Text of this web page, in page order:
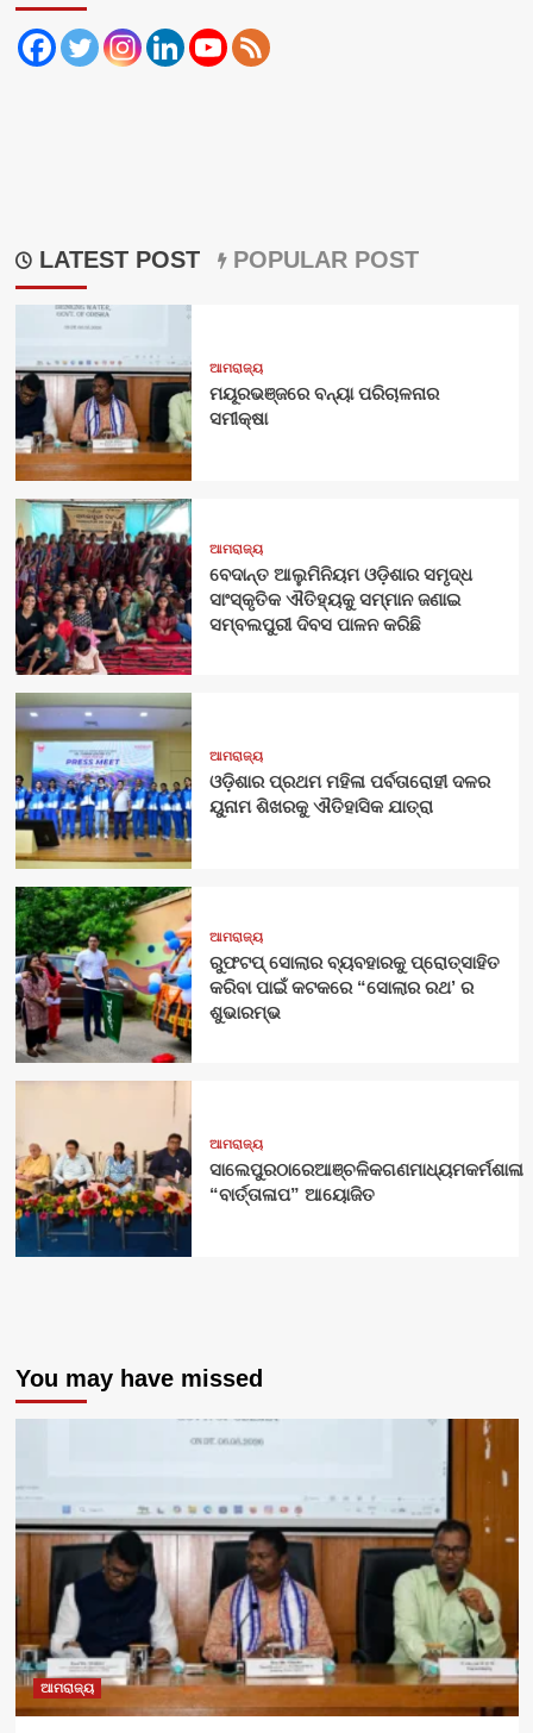
LATEST POST POPULAR POST
ଆମରାଜ୍ୟ
ମୟୂରଭଞ୍ଜରେ ବନ୍ୟା ପରିଚାଳନାର
ସମୀକ୍ଷା
ଆମରାଜ୍ୟ
ବେଦାନ୍ତ ଆଲୁମିନିୟମ ଓଡ଼ିଶାର ସମୃଦ୍ଧ
ସାଂସ୍କୃତିକ ଐତିହ୍ୟକୁ ସମ୍ମାନ ଜଣାଇ
ସମ୍ବଲପୁରୀ ଦିବସ ପାଳନ କରିଛି
ଆମରାଜ୍ୟ
ଓଡ଼ିଶାର ପ୍ରଥମ ମହିଳା ପର୍ବତାରୋହୀ ଦଳର
ୟୁନାମ ଶିଖରକୁ ଐତିହାସିକ ଯାତ୍ରା
ଆମରାଜ୍ୟ
ରୁଫଟପ୍ ସୋଲାର ବ୍ୟବହାରକୁ ପ୍ରୋତ୍ସାହିତ
କରିବା ପାଇଁ କଟକରେ “ସୋଲାର ରଥ’ ର
ଶୁଭାରମ୍ଭ
ଆମରାଜ୍ୟ
ସାଲେପୁରଠାରେଆଞ୍ଚଳିକଗଣମାଧ୍ୟମକର୍ମଶାଳା
“ବାର୍ତ୍ତାଳାପ” ଆୟୋଜିତ
You may have missed
ଆମରାଜ୍ୟ